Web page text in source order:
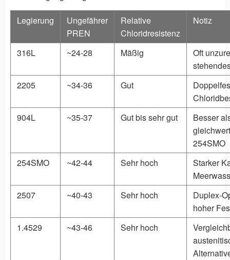
Legierung
Ungefährer
PREN
Relative
Chloridresistenz
Notiz
316L ~24-28 Mäßig
Oft
2205
~34-36 Gut
904L
~35-37 Gut bis sehr gut
Besser
254SMO
254SMO
~42-44 Sehr hoch
Starker
2507
~40-43 Sehr hoch
Duplex-
hoher
1.4529
~43-46 Sehr hoch